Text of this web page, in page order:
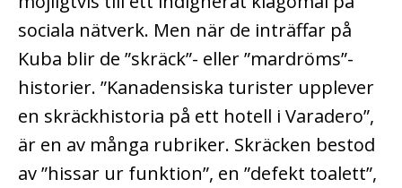
sociala nätverk. Men när de inträffar på
Kuba blir de ”skräck”- eller ”mardröms”-
historier. ”Kanadensiska turister upplever
en skräckhistoria på ett hotell i Varadero”,
är en av många rubriker. Skräcken bestod
av ”hissar ur funktion”, en ”defekt toalett”,